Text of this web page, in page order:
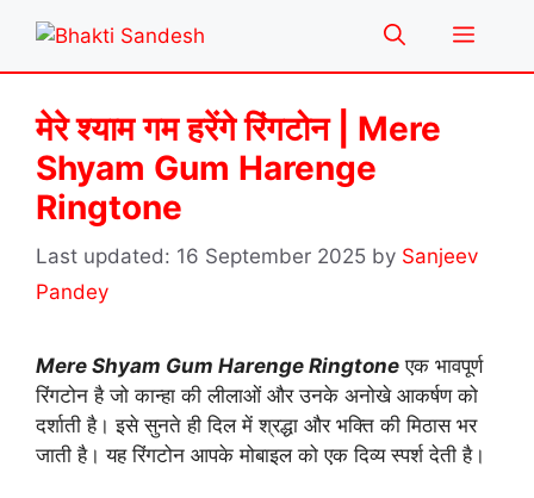
content
Menu
मेरे श्याम गम हरेंगे रिंगटोन | Mere
Shyam Gum Harenge
Ringtone
16 September 2025 by Sanjeev
Pandey
Mere Shyam Gum Harenge Ringtone एक भावपूर्ण
रिंगटोन है जो कान्हा की लीलाओं और उनके अनोखे आकर्षण को
दर्शाती है। इसे सुनते ही दिल में श्रद्धा और भक्ति की मिठास भर
जाती है। यह रिंगटोन आपके मोबाइल को एक दिव्य स्पर्श देती है।